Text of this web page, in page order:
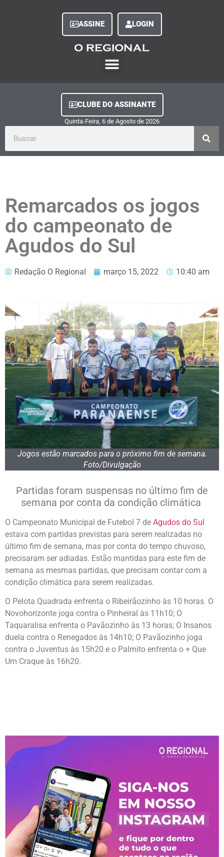
ASSINE LOGIN
CLUBE DO ASSINANTE
Quinta-Feira, 6 de Agosto de 2026
Remarcados os jogos
do campeonato de
Agudos do Sul
Redação O Regional março 15, 2022 10:40 am
Jogos estão marcados para o próximo fim de semana.
Foto/Divulgação
Partidas foram suspensas no último fim de
semana por conta da condição climática
O Campeonato Municipal de Futebol 7 de Agudos do Sul
estava com partidas previstas para serem realizadas no
último fim de semana, mas por conta do tempo chuvoso,
precisaram ser adiadas. Estão mantidas para este fim de
semana as mesmas partidas, que precisam contar com a
condição climática para serem realizadas.
O Pelota Quadrada enfrenta o Ribeirãozinho às 10 horas. O
Novohorizonte joga contra o Pinheiral às 11h10; O
Taquaralisa enfrenta o Pavãozinho às 13 horas; O Insanos
duela contra o Renegados às 14h10; O Pavãozinho joga
contra o Juventus às 15h20 e o Palmito enfrenta o + Que
Um Craque às 16h20.